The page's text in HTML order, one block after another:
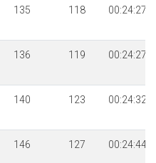
135 118 00:24:27
136 119 00:24:27
140 123 00:24:32
146 127 00:24:44